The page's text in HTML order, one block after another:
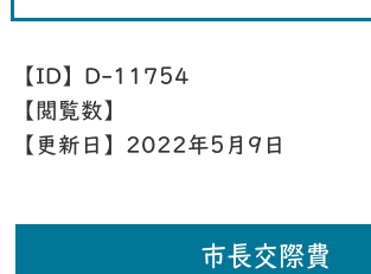
【ID】 D-11754
【閲覧数】
【更新日】 2022年5月9日
市長交際費